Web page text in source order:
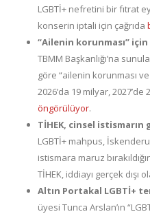
LGBTİ+ nefretini bir fıtrat
konserin iptali için çağrıda
“Ailenin korunması”
TBMM Başkanlığı’na
göre “ailenin korunması
2026’da 19 milyar,
öngörülüyor.
TİHEK, cinsel istismarın
LGBTİ+ mahpus,
istismara maruz
TİHEK, iddiayı gerçek dışı
Altın Portakal LGBTİ+
üyesi Tunca Arslan’ın